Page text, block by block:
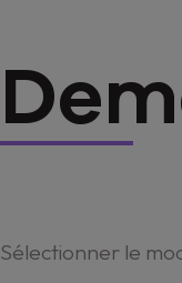
Sélectionner le